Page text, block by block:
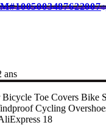
#1005003487622007
ans
Toe Covers Bike
Cycling
18